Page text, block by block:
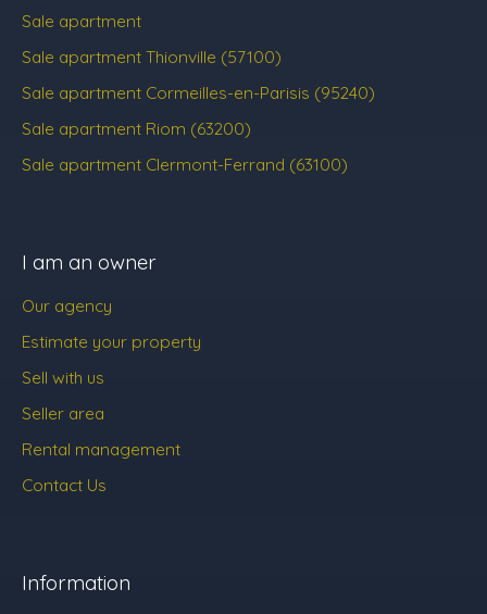
Sale apartment
Sale apartment Thionville (57100)
Sale apartment Cormeilles-en-Parisis (95240)
Sale apartment Riom (63200)
Sale apartment Clermont-Ferrand (63100)
I am an owner
Our agency
Estimate your property
Sell with us
Seller area
Rental management
Contact Us
Information